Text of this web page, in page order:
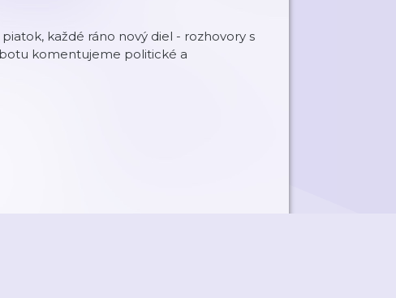
každé ráno nový diel - rozhovory s
komentujeme politické a